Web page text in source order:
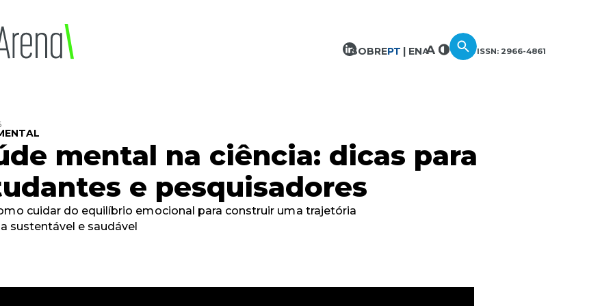
SOBREPT EN ISSN: 2966-4861
mental na ciência: dicas para
e pesquisadores
cuidar do equilíbrio emocional para construir uma trajetória
sustentável e saudável